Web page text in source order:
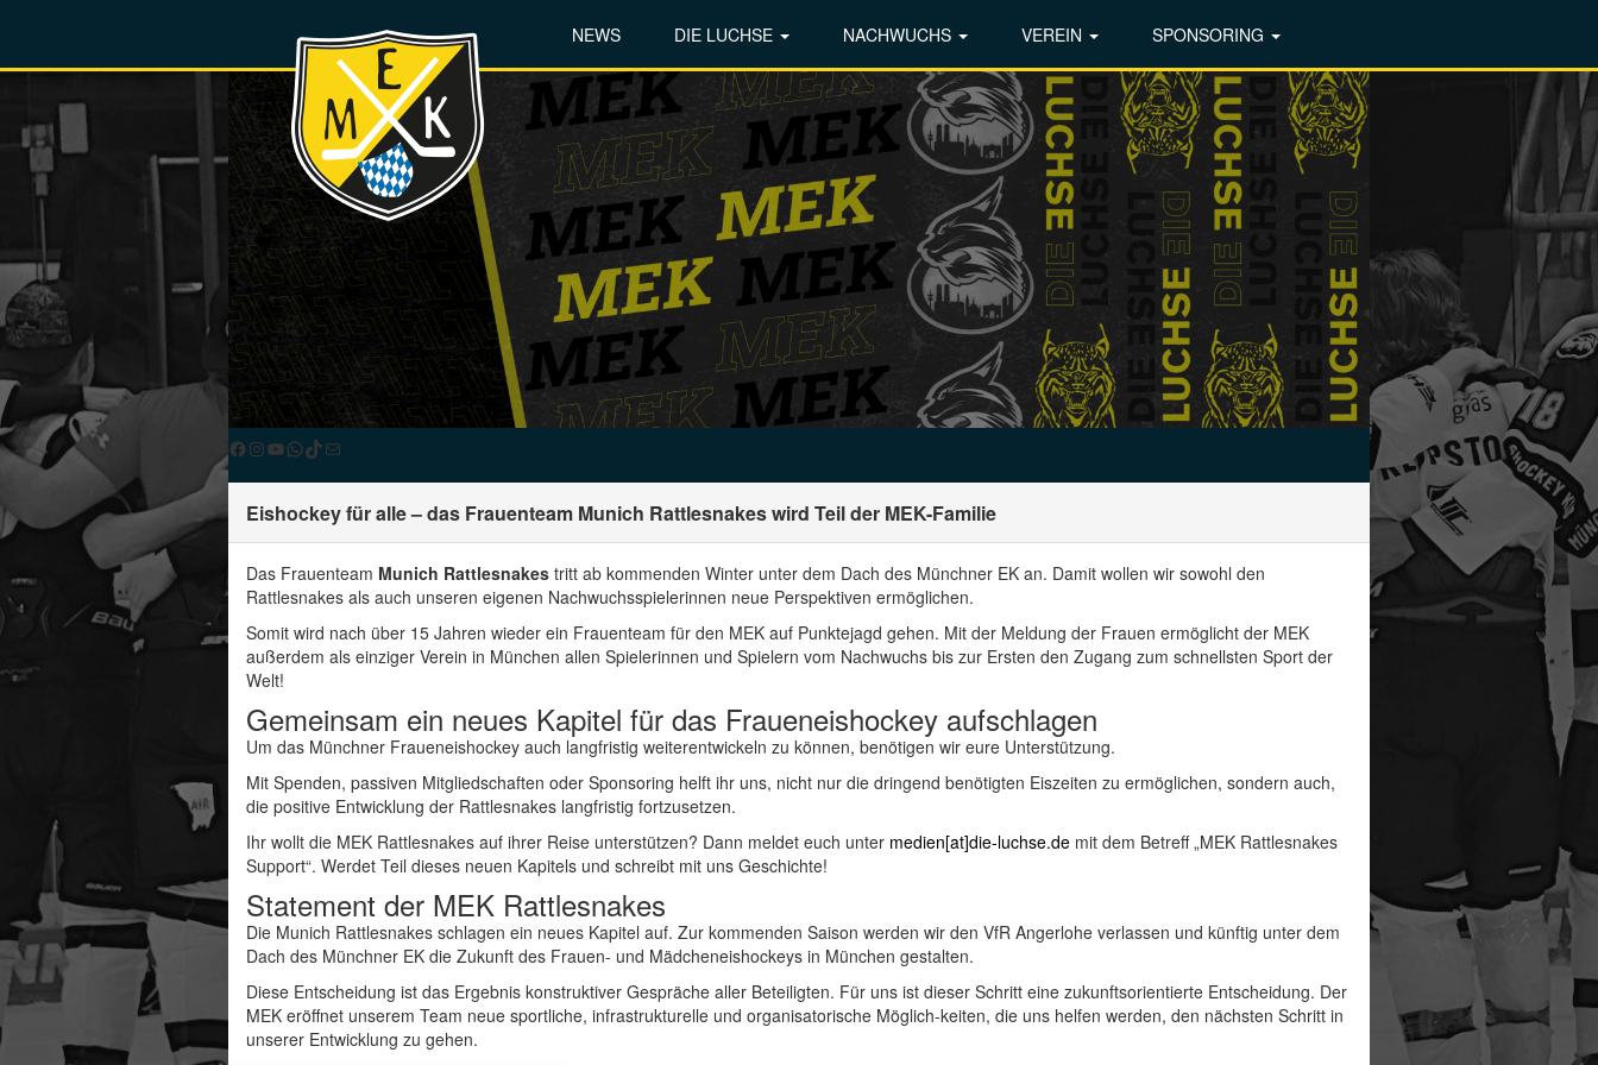
NEWS DIE LUCHSE NACHWUCHS VEREIN SPONSORING
Facebook
Instagram
YouTube
WhatsApp
TikTok
E-Mail
Eishockey für alle – das Frauenteam Munich Rattlesnakes wird Teil der MEK-Familie
Das Frauenteam Munich Rattlesnakes tritt ab kommenden Winter unter dem Dach des Münchner EK an. Damit wollen wir sowohl den
Rattlesnakes als auch unseren eigenen Nachwuchsspielerinnen neue Perspektiven ermöglichen.
Somit wird nach über 15 Jahren wieder ein Frauenteam für den MEK auf Punktejagd gehen. Mit der Meldung der Frauen ermöglicht der MEK
außerdem als einziger Verein in München allen Spielerinnen und Spielern vom Nachwuchs bis zur Ersten den Zugang zum schnellsten Sport der
Welt!
Gemeinsam ein neues Kapitel für das Fraueneishockey aufschlagen
Um das Münchner Fraueneishockey auch langfristig weiterentwickeln zu können, benötigen wir eure Unterstützung.
Mit Spenden, passiven Mitgliedschaften oder Sponsoring helft ihr uns, nicht nur die dringend benötigten Eiszeiten zu ermöglichen, sondern auch,
die positive Entwicklung der Rattlesnakes langfristig fortzusetzen.
Ihr wollt die MEK Rattlesnakes auf ihrer Reise unterstützen? Dann meldet euch unter medien[at]die-luchse.de mit dem Betreff „MEK Rattlesnakes
Support“. Werdet Teil dieses neuen Kapitels und schreibt mit uns Geschichte!
Statement der MEK Rattlesnakes
Die Munich Rattlesnakes schlagen ein neues Kapitel auf. Zur kommenden Saison werden wir den VfR Angerlohe verlassen und künftig unter dem
Dach des Münchner EK die Zukunft des Frauen- und Mädcheneishockeys in München gestalten.
Diese Entscheidung ist das Ergebnis konstruktiver Gespräche aller Beteiligten. Für uns ist dieser Schritt eine zukunftsorientierte Entscheidung. Der
MEK eröffnet unserem Team neue sportliche, infrastrukturelle und organisatorische Möglich-keiten, die uns helfen werden, den nächsten Schritt in
unserer Entwicklung zu gehen.